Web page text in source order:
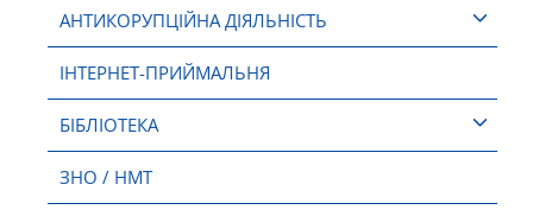
АНТИКОРУПЦІЙНА ДІЯЛЬНІСТЬ
ІНТЕРНЕТ-ПРИЙМАЛЬНЯ
БІБЛІОТЕКА
ЗНО / НМТ